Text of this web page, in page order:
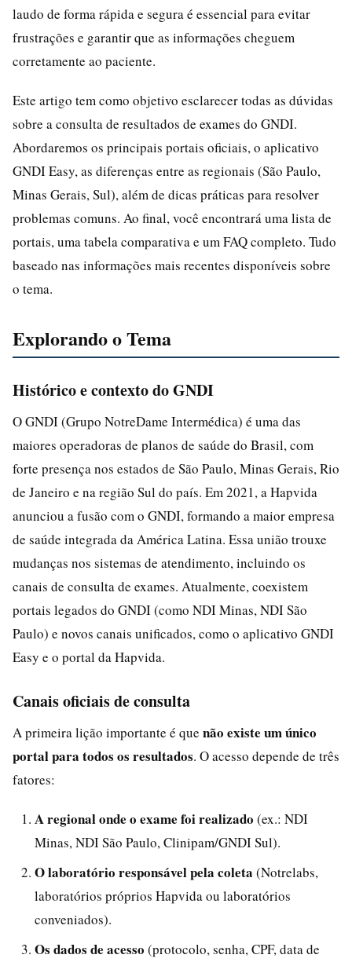
laudo de forma rápida e segura é essencial para evitar
frustrações e garantir que as informações cheguem
corretamente ao paciente.
Este artigo tem como objetivo esclarecer todas as dúvidas
sobre a consulta de resultados de exames do GNDI.
Abordaremos os principais portais oficiais, o aplicativo
GNDI Easy, as diferenças entre as regionais (São Paulo,
Minas Gerais, Sul), além de dicas práticas para resolver
problemas comuns. Ao final, você encontrará uma lista de
portais, uma tabela comparativa e um FAQ completo. Tudo
baseado nas informações mais recentes disponíveis sobre
o tema.
Explorando o Tema
Histórico e contexto do GNDI
O GNDI (Grupo NotreDame Intermédica) é uma das
maiores operadoras de planos de saúde do Brasil, com
forte presença nos estados de São Paulo, Minas Gerais, Rio
de Janeiro e na região Sul do país. Em 2021, a Hapvida
anunciou a fusão com o GNDI, formando a maior empresa
de saúde integrada da América Latina. Essa união trouxe
mudanças nos sistemas de atendimento, incluindo os
canais de consulta de exames. Atualmente, coexistem
portais legados do GNDI (como NDI Minas, NDI São
Paulo) e novos canais unificados, como o aplicativo GNDI
Easy e o portal da Hapvida.
Canais oficiais de consulta
A primeira lição importante é que não existe um único
portal para todos os resultados. O acesso depende de três
fatores:
A regional onde o exame foi realizado (ex.: NDI
Minas, NDI São Paulo, Clinipam/GNDI Sul).
O laboratório responsável pela coleta (Notrelabs,
laboratórios próprios Hapvida ou laboratórios
conveniados).
Os dados de acesso (protocolo, senha, CPF, data de